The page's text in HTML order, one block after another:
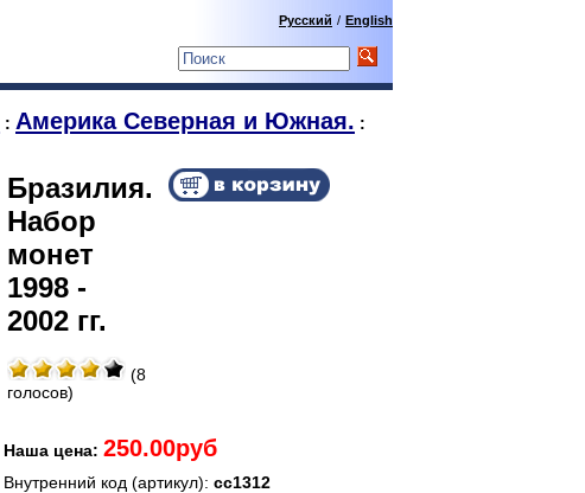
Русский / English
: Америка Северная и Южная. :
Бразилия.
Набор
монет
1998 -
2002 гг.
(8
голосов)
Наша цена: 250.00руб
Внутренний код (артикул): сс1312